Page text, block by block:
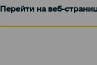
Перейти на веб-